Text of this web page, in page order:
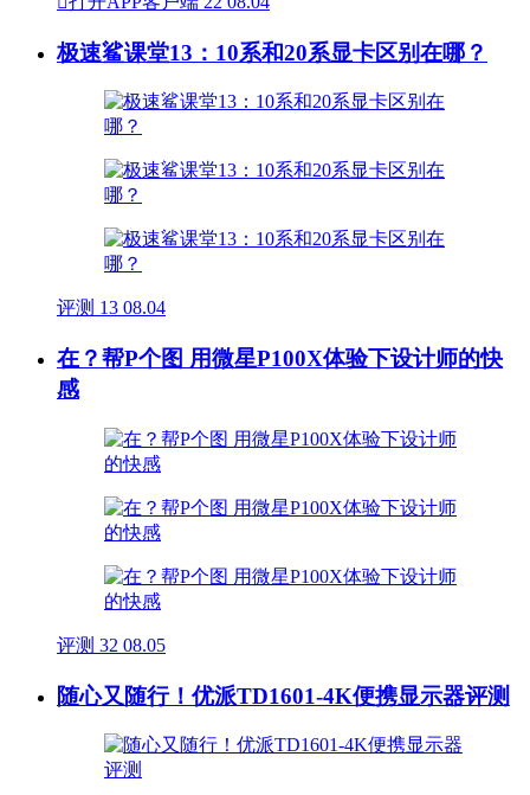
极速鲨课堂13：10系和20系显卡区别在哪？
评测 13 08.04
在？帮P个图 用微星P100X体验下设计师的快
感
评测 32 08.05
随心又随行！优派TD1601-4K便携显示器评测